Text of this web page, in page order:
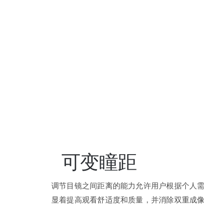
可变瞳距
调节目镜之间距离的能力允许用户根据个人
显着提高观看舒适度和质量，并消除双重成像